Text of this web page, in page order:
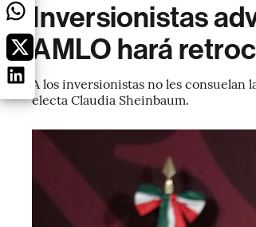
Inversionistas
AMLO hará
A los inversionistas no les
electa Claudia Sheinbaum.